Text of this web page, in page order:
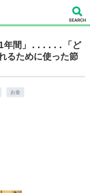
×1年間」......「ど
るために使った節
お金